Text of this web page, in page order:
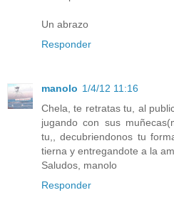
Un abrazo
Responder
manolo 1/4/12 11:16
Chela, te retratas tu, al
jugando con sus
tu,, decubriendonos tu
tierna y entregandote a la
Saludos, manolo
Responder